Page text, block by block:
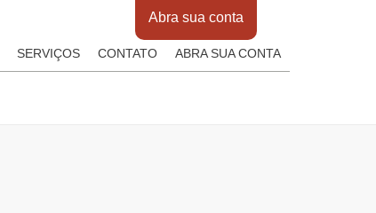
Abra sua conta
SERVIÇOS CONTATO ABRA SUA CONTA